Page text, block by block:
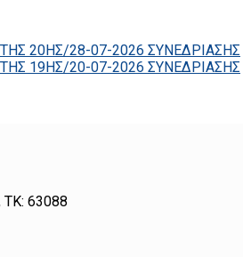
20ΗΣ/28-07-2026 ΣΥΝΕΔΡΙΑΣΗΣ
19ΗΣ/20-07-2026 ΣΥΝΕΔΡΙΑΣΗΣ
ΤΚ: 63088